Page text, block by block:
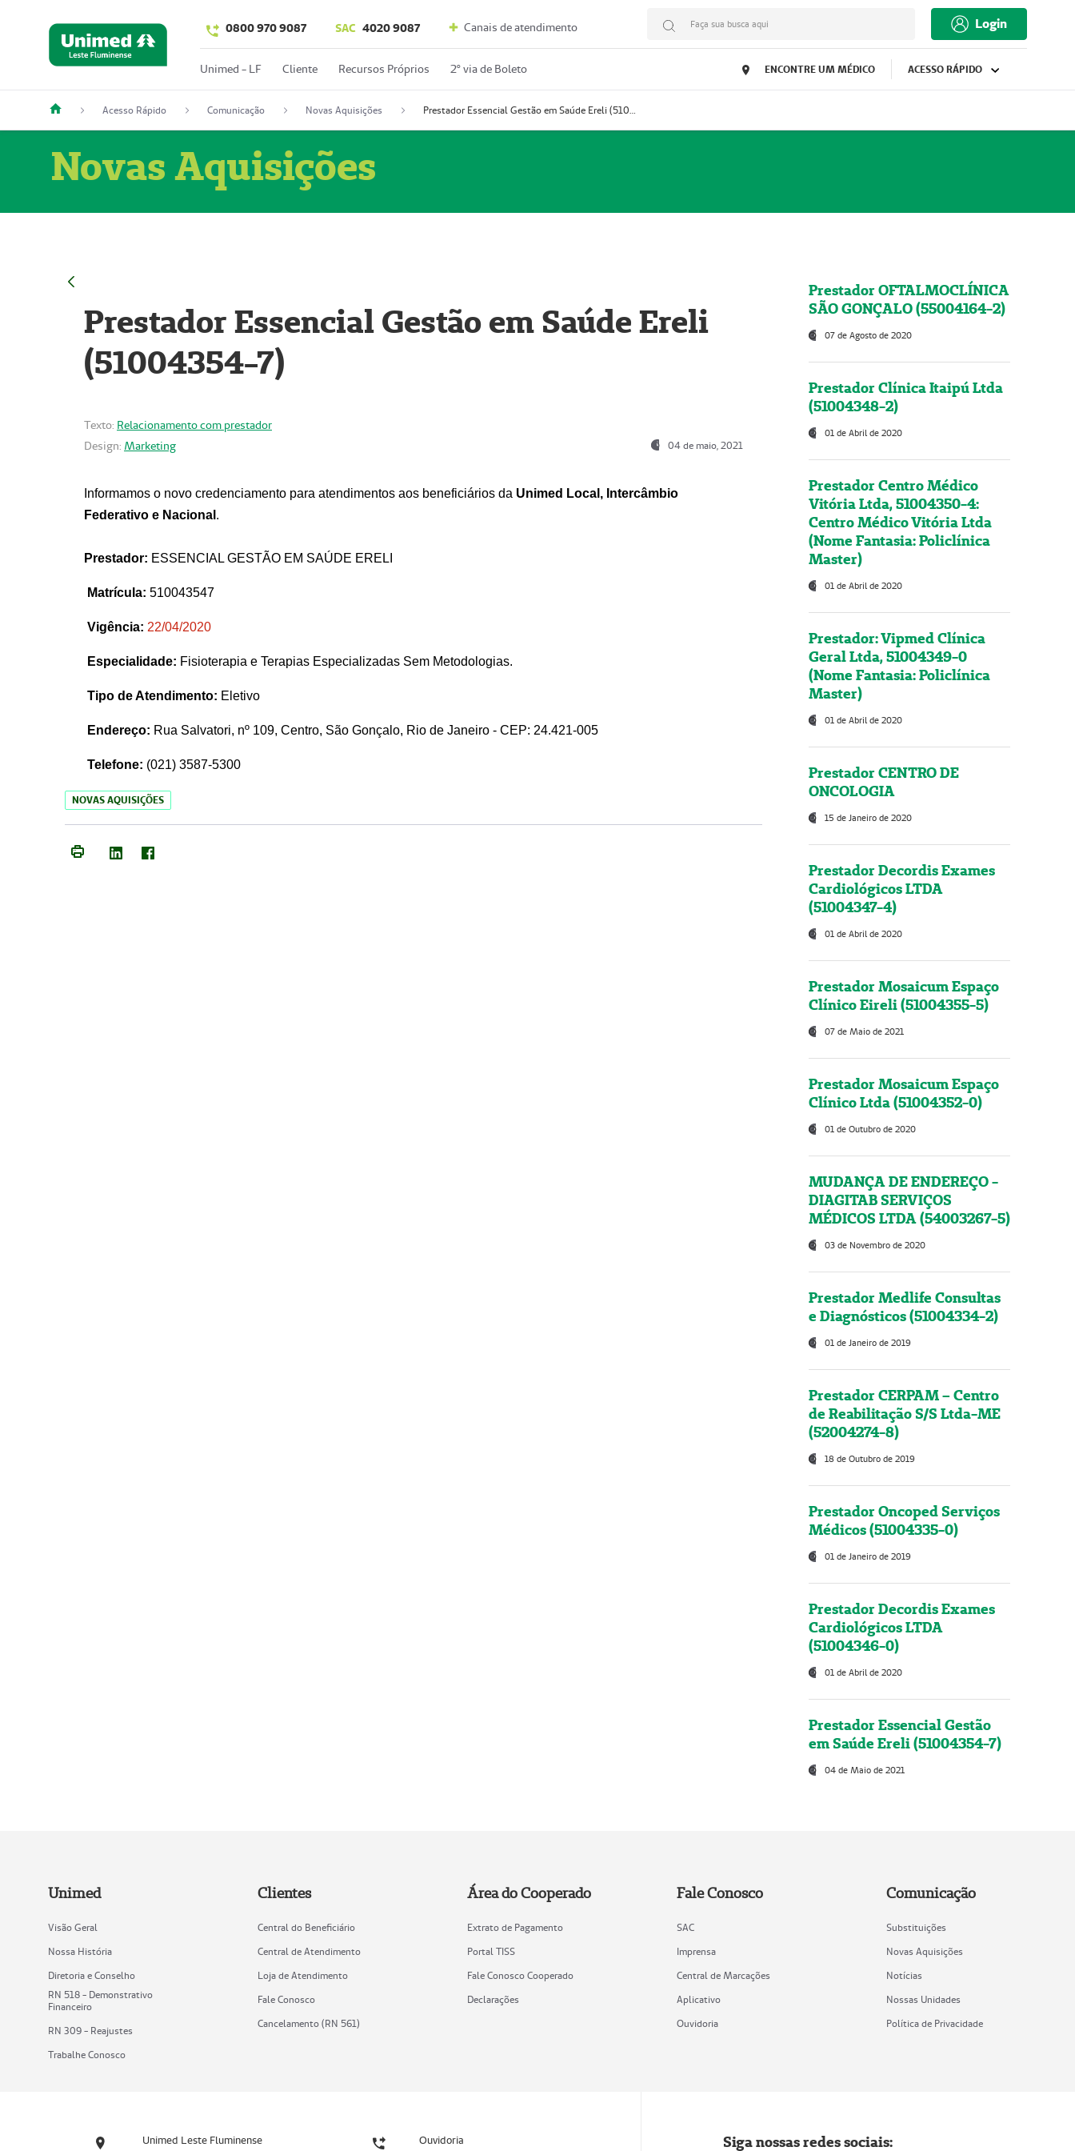
0800 970 9087 SAC 4020 9087 Canais de atendimento Faça sua busca aqui Login
Unimed - LF Cliente Recursos Próprios 2º via de Boleto ENCONTRE UM MÉDICO ACESSO RÁPIDO
Acesso Rápido Comunicação Novas Aquisições Prestador Essencial Gestão em Saúde Ereli (51004354-7)
Novas Aquisições
Prestador Essencial Gestão em Saúde Ereli
(51004354-7)
Texto: Relacionamento com prestador
Design: Marketing 04 de maio, 2021
Informamos o novo credenciamento para atendimentos aos beneficiários da Unimed Local, Intercâmbio
Federativo e Nacional .
Prestador: ESSENCIAL GESTÃO EM SAÚDE ERELI
Matrícula: 510043547
Vigência: 22/04/2020
Especialidade: Fisioterapia e Terapias Especializadas Sem Metodologias.
Tipo de Atendimento: Eletivo
Endereço: Rua Salvatori, nº 109, Centro, São Gonçalo, Rio de Janeiro - CEP: 24.421-005
Telefone: (021) 3587-5300
NOVAS AQUISIÇÕES
Prestador OFTALMOCLÍNICA
SÃO GONÇALO (55004164-2)
07 de Agosto de 2020
Prestador Clínica Itaipú Ltda
(51004348-2)
01 de Abril de 2020
Prestador Centro Médico
Vitória Ltda, 51004350-4:
Centro Médico Vitória Ltda
(Nome Fantasia: Policlínica
Master)
01 de Abril de 2020
Prestador: Vipmed Clínica
Geral Ltda, 51004349-0
(Nome Fantasia: Policlínica
Master)
01 de Abril de 2020
Prestador CENTRO DE
ONCOLOGIA
15 de Janeiro de 2020
Prestador Decordis Exames
Cardiológicos LTDA
(51004347-4)
01 de Abril de 2020
Prestador Mosaicum Espaço
Clínico Eireli (51004355-5)
07 de Maio de 2021
Prestador Mosaicum Espaço
Clínico Ltda (51004352-0)
01 de Outubro de 2020
MUDANÇA DE ENDEREÇO -
DIAGITAB SERVIÇOS
MÉDICOS LTDA (54003267-5)
03 de Novembro de 2020
Prestador Medlife Consultas
e Diagnósticos (51004334-2)
01 de Janeiro de 2019
Prestador CERPAM – Centro
de Reabilitação S/S Ltda-ME
(52004274-8)
18 de Outubro de 2019
Prestador Oncoped Serviços
Médicos (51004335-0)
01 de Janeiro de 2019
Prestador Decordis Exames
Cardiológicos LTDA
(51004346-0)
01 de Abril de 2020
Prestador Essencial Gestão
em Saúde Ereli (51004354-7)
04 de Maio de 2021
Unimed
Visão Geral
Nossa História
Diretoria e Conselho
RN 518 - Demonstrativo
Financeiro
RN 309 - Reajustes
Trabalhe Conosco
Clientes
Central do Beneficiário
Central de Atendimento
Loja de Atendimento
Fale Conosco
Cancelamento (RN 561)
Área do Cooperado
Extrato de Pagamento
Portal TISS
Fale Conosco Cooperado
Declarações
Fale Conosco
SAC
Imprensa
Central de Marcações
Aplicativo
Ouvidoria
Comunicação
Substituições
Novas Aquisições
Notícias
Nossas Unidades
Política de Privacidade
Unimed Leste Fluminense Ouvidoria Siga nossas redes sociais: